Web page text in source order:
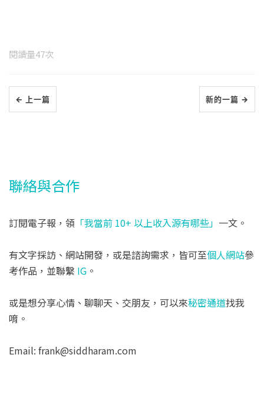
閱讀量47次
← 上一篇 新的一篇 →
聯絡與合作
訂閱電子報，領 「我當前 10+ 以上收入源有哪些」 一文。
有文字採訪、網站開發，或是諮詢需求，皆可至個人網站參
考作品，並聯繫 IG 。
或是想分享心情、聊聊天、交朋友，可以來秘密通道找我
唷。
Email: frank@siddharam.com